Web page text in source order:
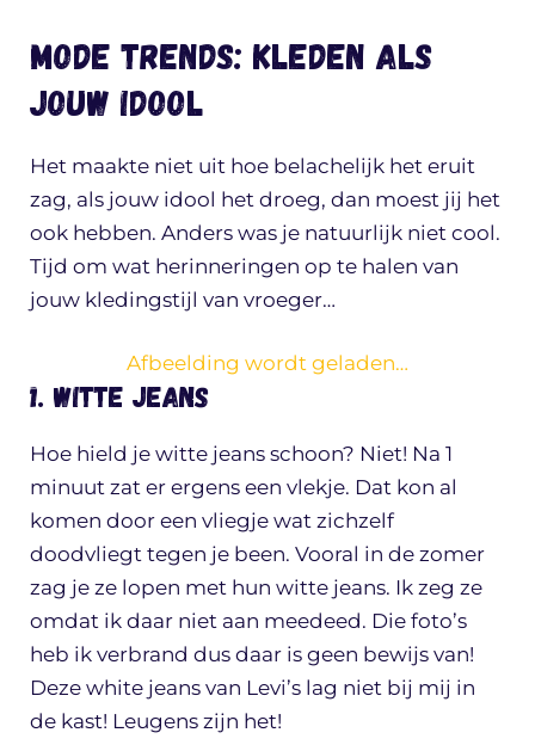
Mode trends: kleden als
jouw idool
Het maakte niet uit hoe belachelijk het eruit
zag, als jouw idool het droeg, dan moest jij het
ook hebben. Anders was je natuurlijk niet cool.
Tijd om wat herinneringen op te halen van
jouw kledingstijl van vroeger…
Afbeelding wordt geladen…
1. Witte jeans
Hoe hield je witte jeans schoon? Niet! Na 1
minuut zat er ergens een vlekje. Dat kon al
komen door een vliegje wat zichzelf
doodvliegt tegen je been. Vooral in de zomer
zag je ze lopen met hun witte jeans. Ik zeg ze
omdat ik daar niet aan meedeed. Die foto’s
heb ik verbrand dus daar is geen bewijs van!
Deze white jeans van Levi’s lag niet bij mij in
de kast! Leugens zijn het!